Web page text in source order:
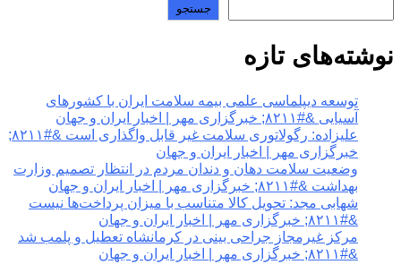
جستجو
نوشته‌های تازه
توسعه دیپلماسی علمی بیمه سلامت ایران با کشورهای
آسیایی &#۸۲۱۱; خبرگزاری مهر | اخبار ایران و جهان
علیزاده: رگولاتوری سلامت غیر قابل واگذاری است &#۸۲۱۱;
خبرگزاری مهر | اخبار ایران و جهان
وضعیت سلامت دهان و دندان مردم در انتظار تصمیم وزارت
بهداشت &#۸۲۱۱; خبرگزاری مهر | اخبار ایران و جهان
شهابی مجد: تحویل کالا متناسب با میزان پرداخت‌ها نیست
&#۸۲۱۱; خبرگزاری مهر | اخبار ایران و جهان
مرکز غیرمجاز جراحی بینی در کرمانشاه تعطیل و پلمب شد
&#۸۲۱۱; خبرگزاری مهر | اخبار ایران و جهان